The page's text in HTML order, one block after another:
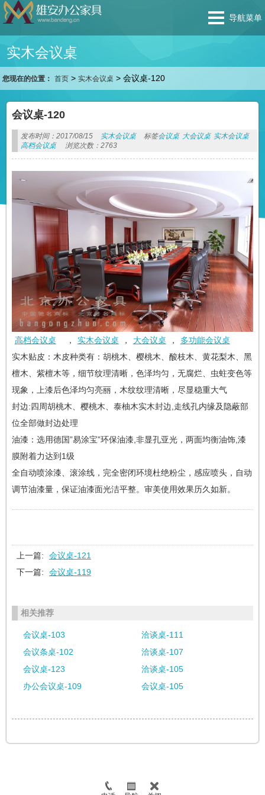
导航菜单
实木会议桌
您现在的位置： 首页 >实木会议桌 >会议桌-120
会议桌-120
发布时间：2017/08/15 实木会议桌 标签会议桌 大会议桌 实木会议桌
高档会议桌
浏览次数：2763
高档会议桌 ， 实木会议桌 ， 大会议桌 ，
多功能会议桌
实木贴皮：木皮种类有：胡桃木、樱桃木、酸枝木、黄花梨木、黑
檀木、紫檀木等，细节纹理清晰，色泽均匀，无腐烂、虫蛀变色等
现象，上漆后色泽均匀亮丽，木纹纹理清晰，尽显稳重大气
封边:四周胡桃木、樱桃木、泰柚木实木封边,走线孔内缘及隐蔽部
位全部做封边处理
油漆：选用德国”易涂宝”环保油漆,非显孔亚光，两面均衡油饰,漆
膜附着力达到1级
全自动喷涂漆、滚涂线，完全密闭环境杜绝粉尘，感应喷头，自动
调节油漆量，保证油漆面光洁平整。审美使用效果历久如新。
上一篇:
会议桌-121
下一篇:
会议桌-119
相关推荐
会议桌-103
洽谈桌-111
会议条桌-102
洽谈桌-107
会议桌-123
洽谈桌-105
办公会议桌-109
会议桌-105